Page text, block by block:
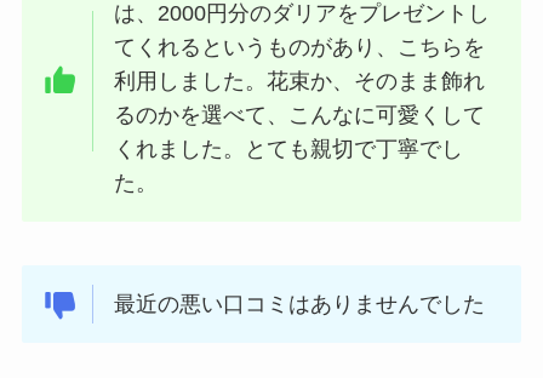
は、2000円分のダリアをプレゼントし
てくれるというものがあり、こちらを
利用しました。花束か、そのまま飾れ
るのかを選べて、こんなに可愛くして
くれました。とても親切で丁寧でし
た。
最近の悪い口コミはありませんでした